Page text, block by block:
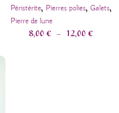
Péristérite, Pierres polies, Galets,
Pierre de lune
8,00€ – 12,00€